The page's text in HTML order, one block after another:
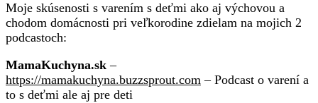
Moje skúsenosti s varením s deťmi ako aj výchovou a
chodom domácnosti pri veľkorodine zdielam na mojich 2
podcastoch:
MamaKuchyna.sk –
https://mamakuchyna.buzzsprout.com – Podcast o varení a
to s deťmi ale aj pre deti